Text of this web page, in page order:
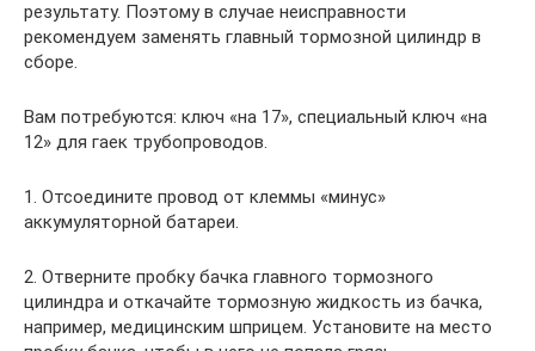
результату. Поэтому в случае неисправности
рекомендуем заменять главный тормозной цилиндр в
сборе.
Вам потребуются: ключ «на 17», специальный ключ «на
12» для гаек трубопроводов.
1. Отсоедините провод от клеммы «минус»
аккумуляторной батареи.
2. Отверните пробку бачка главного тормозного
цилиндра и откачайте тормозную жидкость из бачка,
например, медицинским шприцем. Установите на место